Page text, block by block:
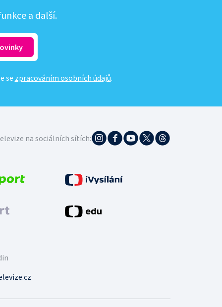
a další.
se zpracováním osobních údajů.